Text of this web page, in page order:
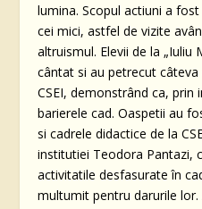
lumina. Scopul actiuni a
cei mici, astfel de vizite
altruismul. Elevii de la „Iuliu
cântat si au petrecut
CSEI, demonstrând ca,
barierele cad. Oaspetii au
si cadrele didactice de la
institutiei Teodora Pantazi,
activitatile desfasurate în
multumit pentru darurile